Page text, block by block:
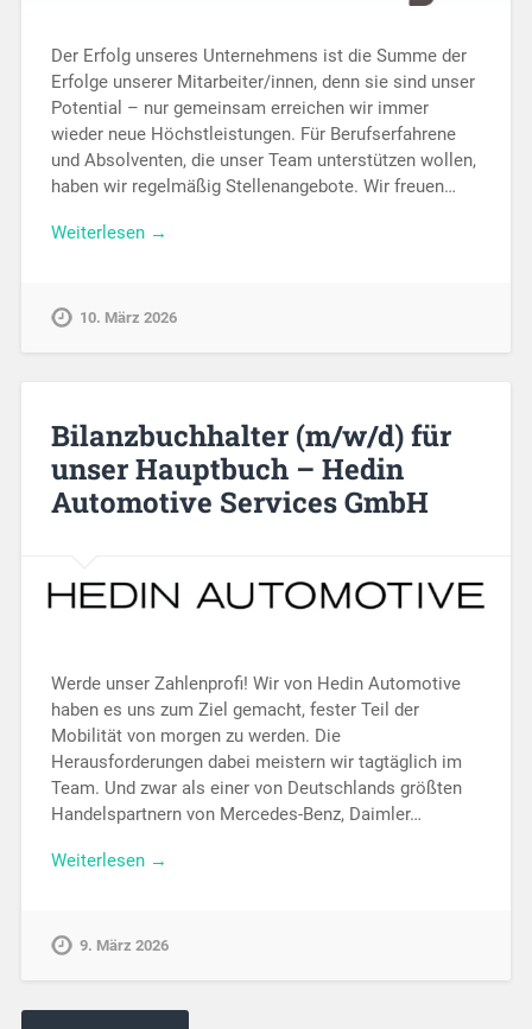
Der Erfolg unseres Unternehmens ist die Summe der
Erfolge unserer Mitarbeiter/innen, denn sie sind unser
Potential – nur gemeinsam erreichen wir immer
wieder neue Höchstleistungen. Für Berufserfahrene
und Absolventen, die unser Team unterstützen wollen,
haben wir regelmäßig Stellenangebote. Wir freuen…
Weiterlesen →
10. März 2026
Bilanzbuchhalter (m/w/d) für
unser Hauptbuch – Hedin
Automotive Services GmbH
Werde unser Zahlenprofi! Wir von Hedin Automotive
haben es uns zum Ziel gemacht, fester Teil der
Mobilität von morgen zu werden. Die
Herausforderungen dabei meistern wir tagtäglich im
Team. Und zwar als einer von Deutschlands größten
Handelspartnern von Mercedes-Benz, Daimler…
Weiterlesen →
9. März 2026